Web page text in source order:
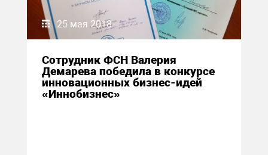
25 мая 2018
Сотрудник ФСН Валерия
Демарева победила в конкурсе
инновационных бизнес-идей
«Иннобизнес»